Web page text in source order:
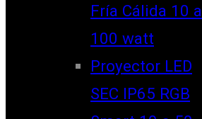
Fría Cálida 10 a
100 watt
Proyector LED
SEC IP65 RGB